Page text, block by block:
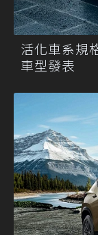
活化車系規
車型發表